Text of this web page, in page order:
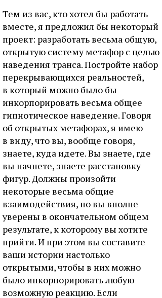
Тем из вас, кто хотел бы работать
вместе, я предложил бы некоторый
проект: разработать весьма общую,
открытую систему метафор с целью
наведения транса. Постройте набор
перекрывающихся реальностей,
в который можно было бы
инкорпорировать весьма общее
гипнотическое наведение. Говоря
об открытых метафорах, я имею
в виду, что вы, вообще говоря,
знаете, куда идете. Вы знаете, где
вы начнете, знаете расстановку
фигур. Должны произойти
некоторые весьма общие
взаимодействия, но вы вполне
уверены в окончательном общем
результате, к которому вы хотите
прийти. И при этом вы составите
ваши истории настолько
открытыми, чтобы в них можно
было инкорпорировать любую
возможную реакцию. Если